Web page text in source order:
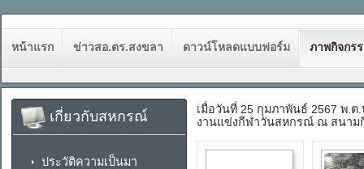
หน้าแรก ข่าวสอ.ตร.สงขลา ดาวน์โหลดแบบฟอร์ม ภาพกิจกร
เมื่อวันที่ 25 กุมภาพันธ์ 2567 พ.
งานแข่งกีฬาวันสหกรณ์ ณ สนาม
เกี่ยวกับสหกรณ์
ประวัติความเป็นมา